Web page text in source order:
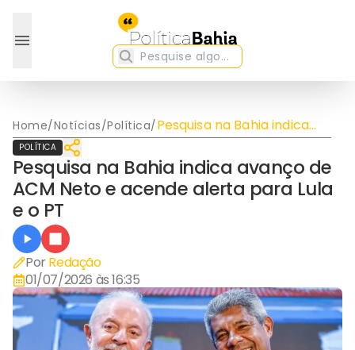
Home/Notícias/Política/Pesquisa na Bahia indica
avanço de ACM Neto e
acende alerta para Lula e
o PT
POLÍTICA
Pesquisa na Bahia indica avanço de
ACM Neto e acende alerta para Lula
e o PT
Por Redação
01/07/2026 às 16:35